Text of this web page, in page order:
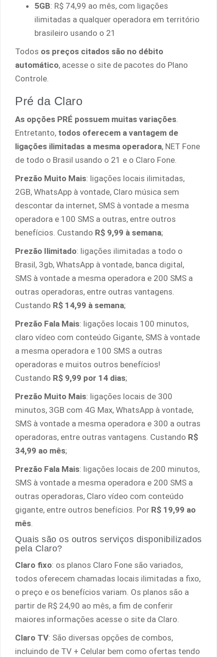
5GB: R$ 74,99 ao mês, com ligações
ilimitadas a qualquer operadora em território
brasileiro usando o 21
Todos os preços citados são no débito
automático, acesse o site de pacotes do Plano
Controle.
Pré da Claro
As opções PRÉ possuem muitas variações.
Entretanto, todos oferecem a vantagem de
ligações ilimitadas a mesma operadora, NET Fone
de todo o Brasil usando o 21 e o Claro Fone.
Prezão Muito Mais: ligações locais ilimitadas,
2GB, WhatsApp à vontade, Claro música sem
descontar da internet, SMS à vontade a mesma
operadora e 100 SMS a outras, entre outros
benefícios. Custando R$ 9,99 à semana;
Prezão Ilimitado: ligações ilimitadas a todo o
Brasil, 3gb, WhatsApp à vontade, banca digital,
SMS à vontade a mesma operadora e 200 SMS a
outras operadoras, entre outras vantagens.
Custando R$ 14,99 à semana;
Prezão Fala Mais: ligações locais 100 minutos,
claro vídeo com conteúdo Gigante, SMS à vontade
a mesma operadora e 100 SMS a outras
operadoras e muitos outros benefícios!
Custando R$ 9,99 por 14 dias;
Prezão Muito Mais: ligações locais de 300
minutos, 3GB com 4G Max, WhatsApp à vontade,
SMS à vontade a mesma operadora e 300 a outras
operadoras, entre outras vantagens. Custando R$
34,99 ao mês;
Prezão Fala Mais: ligações locais de 200 minutos,
SMS à vontade a mesma operadora e 200 SMS a
outras operadoras, Claro vídeo com conteúdo
gigante, entre outros benefícios. Por R$ 19,99 ao
mês.
Quais são os outros serviços disponibilizados
pela Claro?
Claro fixo: os planos Claro Fone são variados,
todos oferecem chamadas locais ilimitadas a fixo,
o preço e os benefícios variam. Os planos são a
partir de R$ 24,90 ao mês, a fim de conferir
maiores informações acesse o site da Claro.
Claro TV: São diversas opções de combos,
incluindo de TV + Celular bem como ofertas tendo